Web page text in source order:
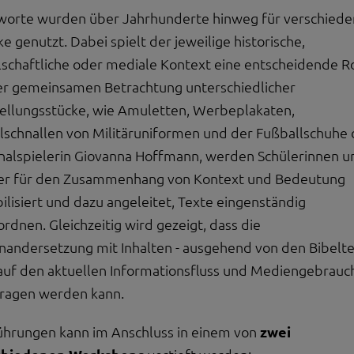
die Plattformen YouTube oder Vimeo eingebunden. Wir nutzen YouTube im
Dieser Modus bewirkt laut YouTube, dass YouTube keine Informationen über die
diese sich das Video ansehen.
Inhalte
Inhalte auf den Seiten dieser Website eingebunden. Das können Kartendienste
einer externen Website.
wurden über Jahrhunderte hinweg für
genutzt. Dabei spielt der jeweilige historische,
oder mediale Kontext eine entscheidende
gemeinsamen Betrachtung unterschiedlicher
wie Amuletten, Werbeplakaten,
von Militäruniformen und der Fußballschuhe
Giovanna Hoffmann, werden Schülerinnen
für den Zusammenhang von Kontext und Bedeutung
und dazu angeleitet, Texte eingenständig
Gleichzeitig wird gezeigt, dass die
mit Inhalten - ausgehend von den
den aktuellen Informationsfluss und
werden kann.
kann im Anschluss in einem von zwei